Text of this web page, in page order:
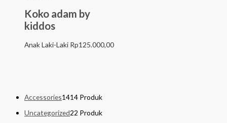
Accessories1414 Produk
Uncategorized22 Produk
Koko adam by
kiddos
Anak Laki-Laki Rp125.000,00